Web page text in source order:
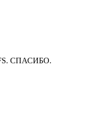
СПАСИБО.